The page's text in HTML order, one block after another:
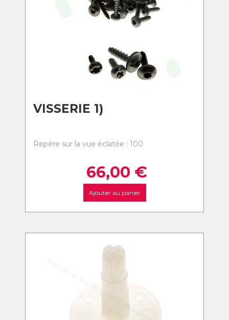
VISSERIE 1)
Repère sur la vue éclatée : 100
66,00 €
Ajouter au panier